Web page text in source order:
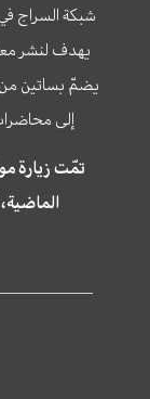
شبكة السراج في
يهدف لنشر
يضمّ بساتين
إلى